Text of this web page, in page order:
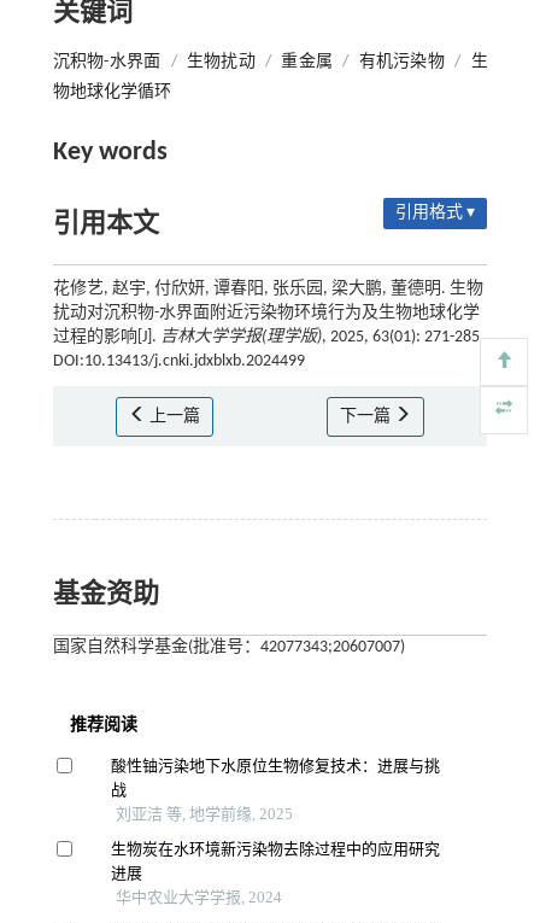
关键词
沉积物-水界面 / 生物扰动 / 重金属 / 有机污染物 /
生
物地球化学循环
Key words
引用本文 引用格式 ▾
花修艺, 赵宇, 付欣妍, 谭春阳, 张乐园, 梁大鹏, 董德明. 生物
扰动对沉积物-水界面附近污染物环境行为及生物地球化学
过程的影响[J]. 吉林大学学报(理学版), 2025, 63(01): 271-285
DOI:10.13413/j.cnki.jdxblxb.2024499
上一篇 下一篇
基金资助
国家自然科学基金(批准号：42077343;20607007)